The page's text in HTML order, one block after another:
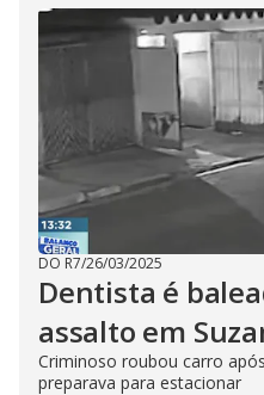
DO R7/26/03/2025
Dentista é
assalto em
Criminoso roubou carro
preparava para estacionar